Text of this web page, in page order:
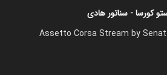
کورسا - سناتور هادی
Assetto Corsa Stream by